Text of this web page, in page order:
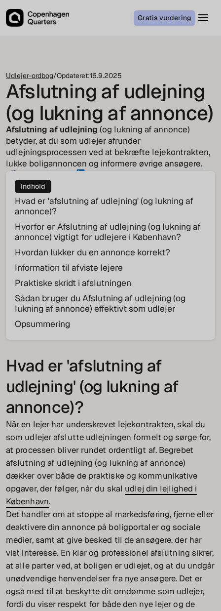
Gratis vurdering
Udlejer-ordbog/Opdateret:16.9.2025
Afslutning af udlejning
(og lukning af annonce)
Afslutning af udlejning (og lukning af annonce)
betyder, at du som udlejer afrunder
udlejningsprocessen ved at bekræfte lejekontrakten,
lukke boligannoncen og informere øvrige ansøgere.
Tenna Pindstrup
CEO
Indhold
Hvad er 'afslutning af udlejning' (og lukning af
annonce)?
Hvorfor er Afslutning af udlejning (og lukning af
annonce) vigtigt for udlejere i København?
Hvordan lukker du en annonce korrekt?
Information til afviste lejere
Praktiske skridt i afslutningen
Sådan bruger du Afslutning af udlejning (og
lukning af annonce) effektivt som udlejer
Opsummering
Hvad er 'afslutning af
udlejning' (og lukning af
annonce)?
Når en lejer har underskrevet lejekontrakten, skal du
som udlejer afslutte udlejningen formelt og sørge for,
at processen bliver rundet ordentligt af. Begrebet
afslutning af udlejning (og lukning af annonce)
dækker over både de praktiske og kommunikative
opgaver, der følger, når du skal udlej din lejlighed i
København.
Det handler om at stoppe al markedsføring, fjerne eller
deaktivere din annonce på boligportaler og sociale
medier, samt at give besked til de ansøgere, der har
vist interesse. En klar og professionel afslutning sikrer,
at alle parter ved, at boligen er udlejet, og at du undgår
unødvendige henvendelser fra nye ansøgere. Det er
også med til at beskytte dit omdømme som udlejer,
fordi du viser respekt for både den nye lejer og de